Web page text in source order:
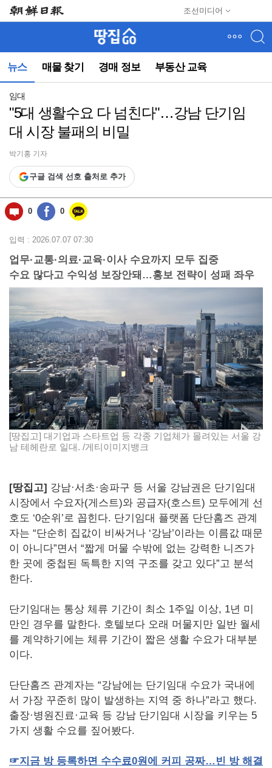
조선미디어
뉴스 매물 찾기 경매 정보 부동산 교육
뉴
(컨
동)
임대
"5대 생활수요 다 넘친다"…강남 단기임
대 시장 불패의 비밀
박기홍 기자
구글 검색 선호 출처로 추가
0 0
입력 : 2026.07.07 07:30
업무·교통·의료·교육·이사 수요까지 모두 집중
수요 많다고 수익성 보장안돼…홍보 전략이 성패 좌우
[땅집고] 대기업과 스타트업 등 각종 기업체가 몰려있는 서울 강
남 테헤란로 일대. /게티이미지뱅크
[땅집고] 강남·서초·송파구 등 서울 강남권은 단기임대
시장에서 수요자(게스트)와 공급자(호스트) 모두에게 선
호도 ‘0순위’로 꼽힌다. 단기임대 플랫폼 단단홈즈 관계
자는 “단순히 집값이 비싸거나 ‘강남’이라는 이름값 때문
이 아니다”면서 “짧게 머물 수밖에 없는 강력한 니즈가
한 곳에 중첩된 독특한 지역 구조를 갖고 있다”고 분석
한다.
단기임대는 통상 체류 기간이 최소 1주일 이상, 1년 미
만인 경우를 말한다. 호텔보다 오래 머물지만 일반 월세
를 계약하기에는 체류 기간이 짧은 생활 수요가 대부분
이다.
단단홈즈 관계자는 “강남에는 단기임대 수요가 국내에
서 가장 꾸준히 많이 발생하는 지역 중 하나”라고 했다.
출장·병원진료·교육 등 강남 단기임대 시장을 키우는 5
가지 생활 수요를 짚어봤다.
☞지금 방 등록하면 수수료0원에 커피 공짜…빈 방 해결